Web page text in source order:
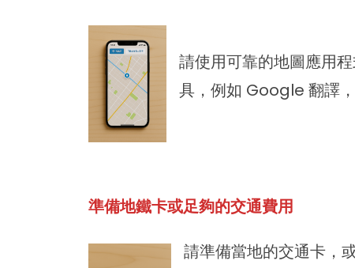
請使用可靠的地圖應用
具，例如 Google 翻譯
準備地鐵卡或足夠的交通費用
請準備當地的交通卡，